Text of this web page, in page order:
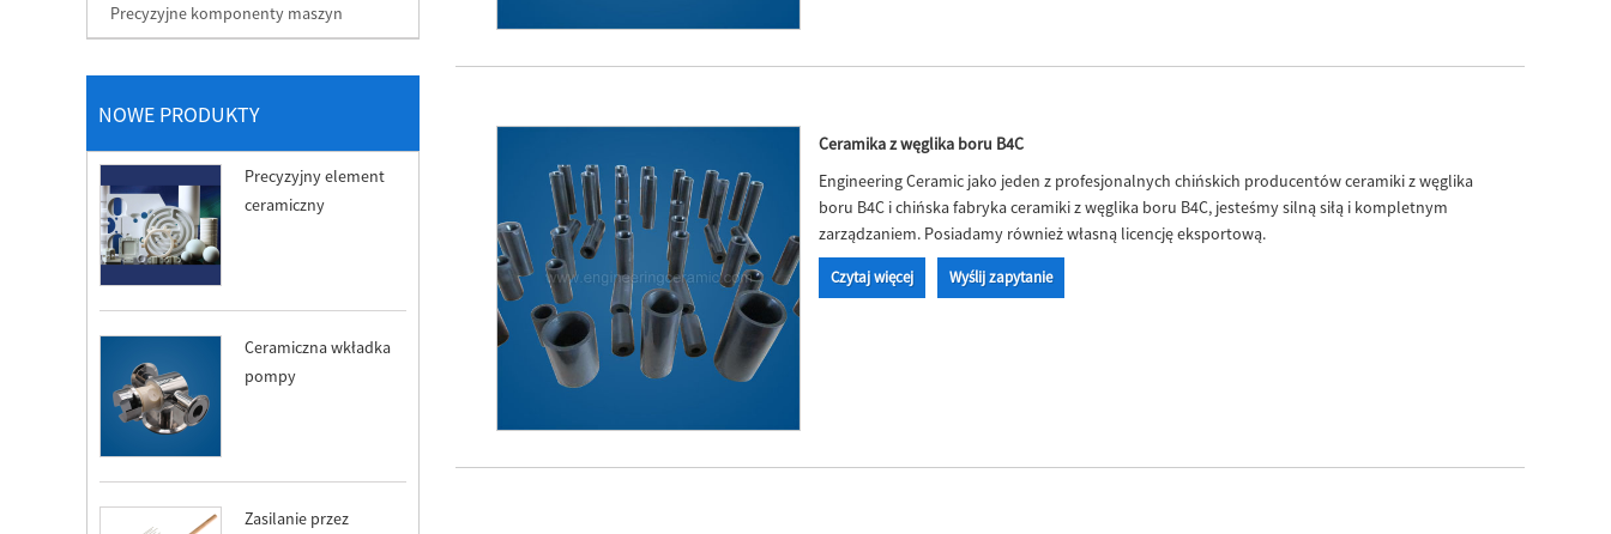
Precyzyjne komponenty maszyn
NOWE PRODUKTY
Precyzyjny element
ceramiczny
Ceramiczna wkładka
pompy
Zasilanie przez
Ceramika z węglika boru B4C
Engineering Ceramic jako jeden z profesjonalnych chińskich producentów ceramiki z węglika
boru B4C i chińska fabryka ceramiki z węglika boru B4C, jesteśmy silną siłą i kompletnym
zarządzaniem. Posiadamy również własną licencję eksportową.
Czytaj więcej Wyślij zapytanie